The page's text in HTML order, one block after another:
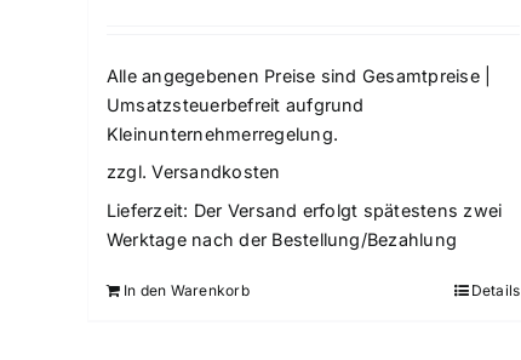
Alle angegebenen Preise sind Gesamtpreise |
Umsatzsteuerbefreit aufgrund
Kleinunternehmerregelung.
zzgl.Versandkosten
Lieferzeit: Der Versand erfolgt spätestens zwei
Werktage nach der Bestellung/Bezahlung
In den Warenkorb Details